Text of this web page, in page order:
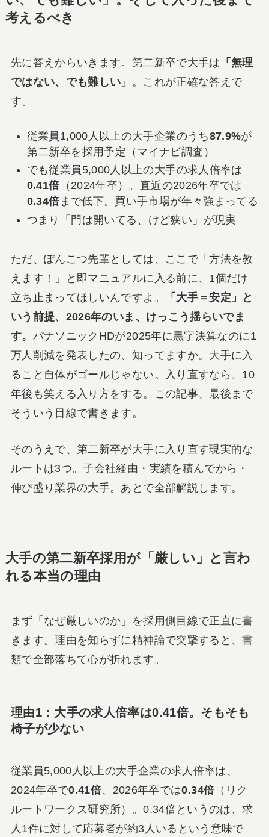
考えるべき
先に答えからいきます。第二新卒で大手は 「無理
ではない、でも難しい」 。これが正確な答えで
す。
従業員1,000人以上の大手企業のうち87.9%が
第二新卒を採用予定（マイナビ調査）
でも従業員5,000人以上の大手の求人倍率は
0.41倍 （2024年卒）。直近の2026年卒では
0.34倍 まで低下。買い手市場が年々強まってる
つまり「門は開いてる、けど狭い」が現実
ただ、ぽんこつ先輩としては、ここで「方法を教
えます！」と即マニュアルに入る前に、1個だけ
立ち止まってほしいんですよ。
「大手＝安定」と
いう前提、2026年のいま、けっこう揺らいでま
す。 パナソニックHDが2025年に黒字決算なのに1
万人削減を発表したの、知ってますか。大手に入
ること自体がゴールじゃない。入り直すなら、10
年後も笑える入り方をする。この記事、最後まで
そういう目線で書きます。
そのうえで、第二新卒が大手に入り直す現実的な
ルートは3つ。子会社経由・実績を積んでから・
伸び盛り業界の大手。あとで全部解説します。
大手の第二新卒採用が「厳しい」と言わ
れる本当の理由
まず「なぜ厳しいのか」を採用側目線で正直に書
きます。理由を知らずに精神論で突撃すると、書
類で全部落ちて心が折れます。
理由1：大手の求人倍率は0.41倍。そもそも
椅子が少ない
従業員5,000人以上の大手企業の求人倍率は、
2024年卒で0.41倍、2026年卒では0.34倍 （リク
ルートワークス研究所）。0.34倍というのは、求
人1件に対して応募者が約3人いるという意味で